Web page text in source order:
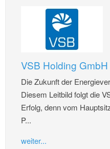
VSB Holding GmbH
Die Zukunft der
Diesem Leitbild folgt die
Erfolg, denn vom
P...
weiter...